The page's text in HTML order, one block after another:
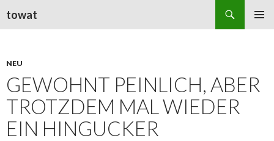
towat
NEU
GEWOHNT PEINLICH, ABER
TROTZDEM MAL WIEDER
EIN HINGUCKER